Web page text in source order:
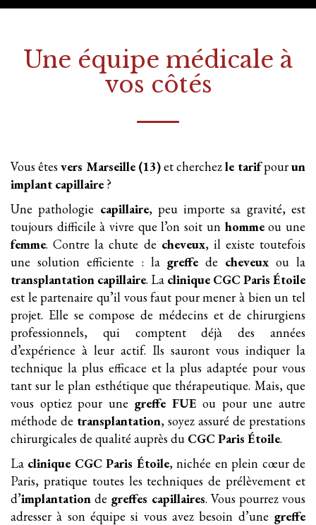
Une équipe médicale à
vos côtés
Vous êtes vers Marseille (13)et cherchezle tarifpourun
implant capillaire ?
Une pathologie capillaire, peu importe sa gravité, est
toujours difficile à vivre que l’on soit un hommeou une
femme. Contre la chute de cheveux, il existe toutefois
une solution efficiente : la greffe de cheveux ou la
transplantation capillaire. La clinique CGC Paris Étoile
est le partenaire qu’il vous faut pour mener à bien un tel
projet. Elle se compose de médecins et de chirurgiens
professionnels, qui comptent déjà des années
d’expérience à leur actif. Ils sauront vous indiquer la
technique la plus efficace et la plus adaptée pour vous
tant sur le plan esthétique que thérapeutique. Mais, que
vous optiez pour une greffe FUE ou pour une autre
méthode de transplantation, soyez assuré de prestations
chirurgicales de qualité auprès du CGC Paris Étoile.
La clinique CGC Paris Étoile, nichée en plein cœur de
Paris, pratique toutes les techniques de prélèvement et
d’implantation de greffes capillaires. Vous pourrez vous
adresser à son équipe si vous avez besoin d’une greffe